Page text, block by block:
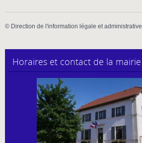
© Direction de l'information légale et administrative
Horaires et contact de la mairie